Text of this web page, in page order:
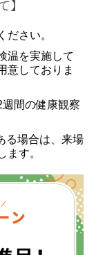
ださい。
温を実施して
意しておりま
間の健康観察
る場合は、来場
ます。